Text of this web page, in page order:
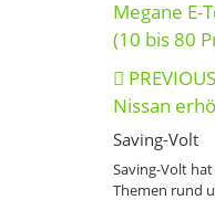
Post
PREVIOUS
Nissan
Saving-Volt
Saving-Volt
Themen rund